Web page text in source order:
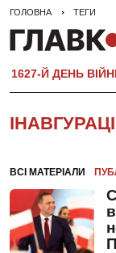
ГОЛОВНА ТЕГИ
1627-Й ДЕНЬ
ВСІ МАТЕРІАЛИ